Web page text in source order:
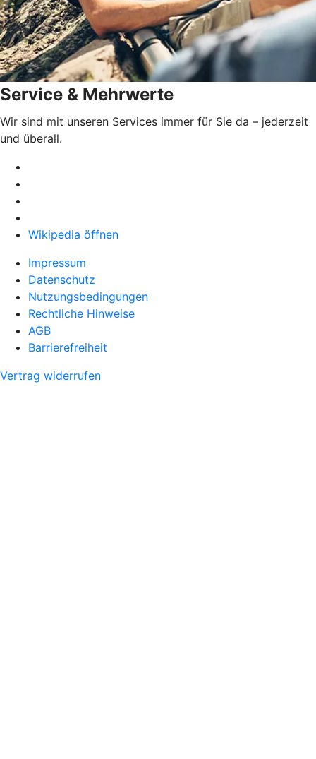
Service & Mehrwerte
Wir sind mit unseren Services immer für Sie da – jederzeit
und überall.
Wikipedia öffnen
Impressum
Datenschutz
Nutzungsbedingungen
Rechtliche Hinweise
AGB
Barrierefreiheit
Vertrag widerrufen